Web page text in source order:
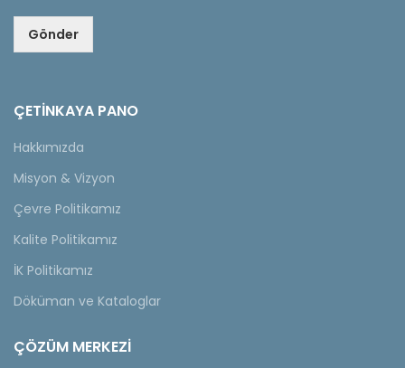
Gönder
ÇETINKAYA PANO
Hakkımızda
Misyon & Vizyon
Çevre Politikamız
Kalite Politikamız
İK Politikamız
Döküman ve Kataloglar
ÇÖZÜM MERKEZİ